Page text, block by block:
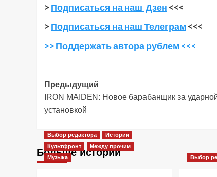
> Подписаться на наш Дзен <<<
> Подписаться на наш Телеграм <<<
>> Поддержать автора рублем <<<
Навигация
записи
Предыдущий
IRON MAIDEN: Новое барабанщик за
установкой
Больше историй
Выбор редактора
Истории
Культфронт
Между прочим
Музыка
Выбор